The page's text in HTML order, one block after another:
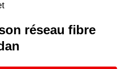
réseau fibre